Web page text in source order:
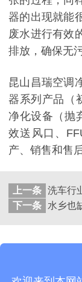
器的出现就能
废水进行有效
排放，确保无
昆山昌瑞空调
器系列产品（
净化设备（抛
效送风口、
产、销售和售
上一条
下一条
水乡也